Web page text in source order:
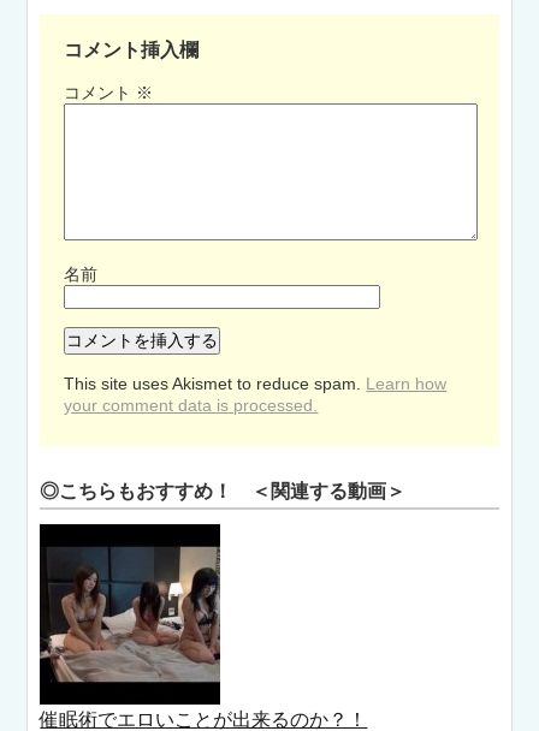
コメント挿入欄
コメント ※
名前
This site uses Akismet to reduce spam. Learn how
your comment data is processed.
◎こちらもおすすめ！ ＜関連する動画＞
催眠術でエロいことが出来るのか？！